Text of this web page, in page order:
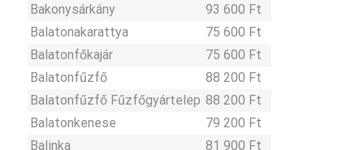
Bakonysárkány
93 600 Ft
Balatonakarattya
75 600 Ft
Balatonfőkajár
75 600 Ft
Balatonfűzfő
88 200 Ft
Balatonfűzfő Fűzfőgyártelep 88 200 Ft
Balatonkenese
79 200 Ft
Balinka
81 900 Ft